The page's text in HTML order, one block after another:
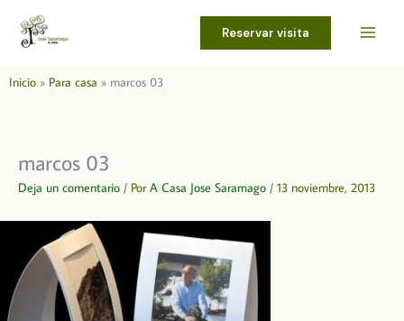
contenido
Reservar visita
Inicio Para casa marcos 03
marcos 03
Deja un comentario / PorA Casa Jose Saramago / 13 noviembre, 2013